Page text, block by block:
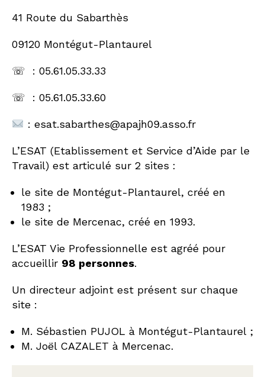
41 Route du Sabarthès
09120 Montégut-Plantaurel
☏ : 05.61.05.33.33
☏ : 05.61.05.33.60
: esat.sabarthes@apajh09.asso.fr
L’ESAT (Etablissement et Service d’Aide par le
Travail) est articulé sur 2 sites :
le site de Montégut-Plantaurel, créé en
1983 ;
le site de Mercenac, créé en 1993.
L’ESAT Vie Professionnelle est agréé pour
accueillir 98 personnes.
Un directeur adjoint est présent sur chaque
site :
M. Sébastien PUJOL à Montégut-Plantaurel ;
M. Joël CAZALET à Mercenac.